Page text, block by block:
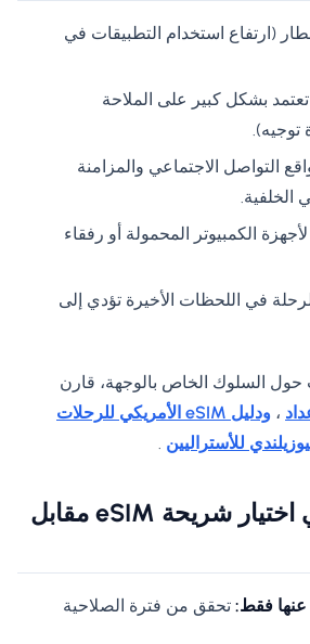
(ارتفاع استخدام التطبيقات في
بشكل كبير على الملاحة
توجيه).
التواصل الاجتماعي والمزامنة
الخلفية.
الكمبيوتر المحمولة أو رفقاء
في اللحظات الأخيرة تؤدي إلى
السلوك الخاص بالوجهة، قارن
،
ودليل eSIM الأمريكي للرحلات
.
أخطاء شائعة في اختيار شريحة eSIM مقابل
عنها فقط: تحقق من فترة الصلاحية